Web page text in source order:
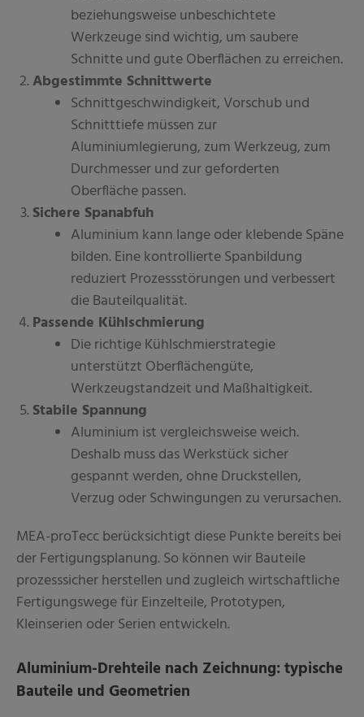
beziehungsweise unbeschichtete
Werkzeuge sind wichtig, um saubere
Schnitte und gute Oberflächen zu erreichen.
Abgestimmte Schnittwerte
Schnittgeschwindigkeit, Vorschub und
Schnitttiefe müssen zur
Aluminiumlegierung, zum Werkzeug, zum
Durchmesser und zur geforderten
Oberfläche passen.
Sichere Spanabfuh
Aluminium kann lange oder klebende Späne
bilden. Eine kontrollierte Spanbildung
reduziert Prozessstörungen und verbessert
die Bauteilqualität.
Passende Kühlschmierung
Die richtige Kühlschmierstrategie
unterstützt Oberflächengüte,
Werkzeugstandzeit und Maßhaltigkeit.
Stabile Spannung
Aluminium ist vergleichsweise weich.
Deshalb muss das Werkstück sicher
gespannt werden, ohne Druckstellen,
Verzug oder Schwingungen zu verursachen.
MEA-proTecc berücksichtigt diese Punkte bereits bei
der Fertigungsplanung. So können wir Bauteile
prozesssicher herstellen und zugleich wirtschaftliche
Fertigungswege für Einzelteile, Prototypen,
Kleinserien oder Serien entwickeln.
Aluminium-Drehteile nach Zeichnung: typische
Bauteile und Geometrien